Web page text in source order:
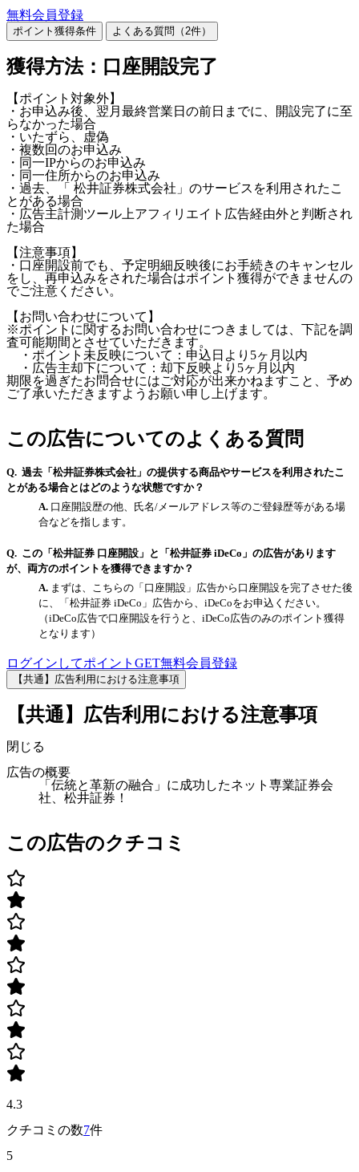
無料会員登録
ポイント獲得条件 よくある質問（2件）
獲得方法：口座開設完了
【ポイント対象外】
・お申込み後、翌月最終営業日の前日までに、開設完了に至
らなかった場合
・いたずら、虚偽
・複数回のお申込み
・同一IPからのお申込み
・同一住所からのお申込み
・過去、「 松井証券株式会社」のサービスを利用されたこ
とがある場合
・広告主計測ツール上アフィリエイト広告経由外と判断され
た場合
【注意事項】
・口座開設前でも、予定明細反映後にお手続きのキャンセル
をし、再申込みをされた場合はポイント獲得ができませんの
でご注意ください。
【お問い合わせについて】
※ポイントに関するお問い合わせにつきましては、下記を調
査可能期間とさせていただきます。
・ポイント未反映について：申込日より5ヶ月以内
・広告主却下について：却下反映より5ヶ月以内
期限を過ぎたお問合せにはご対応が出来かねますこと、予め
ご了承いただきますようお願い申し上げます。
この広告についてのよくある質問
過去「松井証券株式会社」の提供する商品やサービスを利用されたこ
とがある場合とはどのような状態ですか？
口座開設歴の他、氏名/メールアドレス等のご登録歴等がある場
合などを指します。
この「松井証券 口座開設」と「松井証券 iDeCo」の広告があります
が、両方のポイントを獲得できますか？
まずは、こちらの「口座開設」広告から口座開設を完了させた後
に、「松井証券 iDeCo」広告から、iDeCoをお申込ください。
（iDeCo広告で口座開設を行うと、iDeCo広告のみのポイント獲得
となります）
ログインしてポイントGET無料会員登録
【共通】広告利用における注意事項
【共通】広告利用における注意事項
閉じる
広告の概要
「伝統と革新の融合」に成功したネット専業証券会
社、松井証券！
この広告のクチコミ
4.3
クチコミの数7件
5